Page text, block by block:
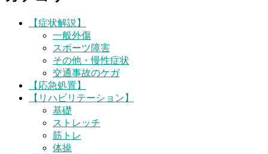
【症状解説】
一般外傷
スポーツ障害
その他・慢性症状
交通事故のケガ
【応急処置】
【リハビリテーション】
基礎
ストレッチ
筋トレ
体操